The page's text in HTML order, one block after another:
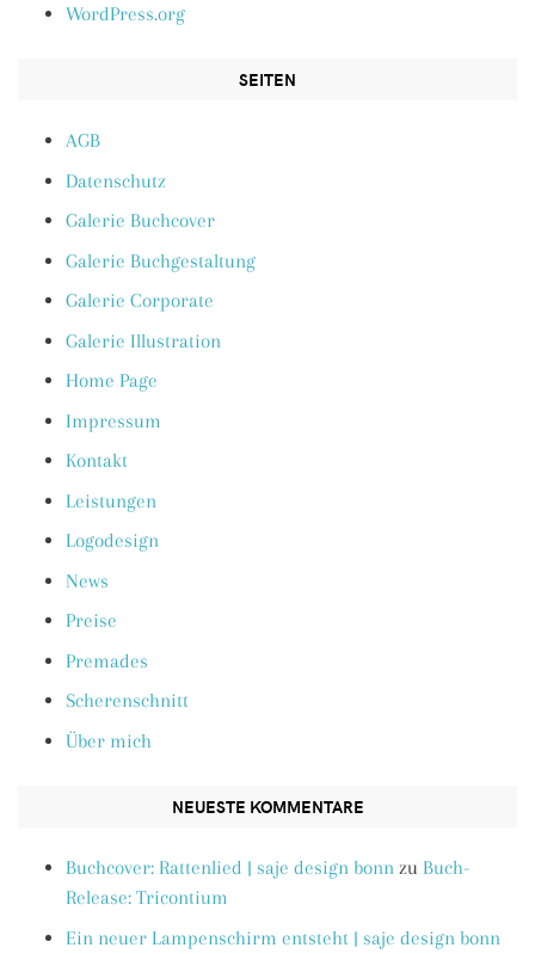
WordPress.org
SEITEN
AGB
Datenschutz
Galerie Buchcover
Galerie Buchgestaltung
Galerie Corporate
Galerie Illustration
Home Page
Impressum
Kontakt
Leistungen
Logodesign
News
Preise
Premades
Scherenschnitt
Über mich
NEUESTE KOMMENTARE
Buchcover: Rattenlied | saje design bonn zu Buch-
Release: Tricontium
Ein neuer Lampenschirm entsteht | saje design bonn